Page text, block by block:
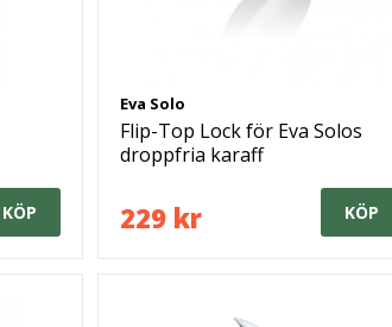
KÖP
Eva Solo
Flip-Top Lock för Eva Solos
droppfria karaff
229 kr KÖP